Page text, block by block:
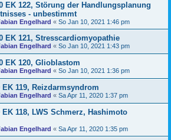
EK 122, Störung der Handlungsplanung
- unbestimmt
Engelhard « So Jan 10, 2021 1:46 pm
EK 121, Stresscardiomyopathie
Engelhard « So Jan 10, 2021 1:43 pm
EK 120, Glioblastom
Engelhard « So Jan 10, 2021 1:36 pm
EK 119, Reizdarmsyndrom
Engelhard « Sa Apr 11, 2020 1:37 pm
EK 118, LWS Schmerz, Hashimoto
Engelhard « Sa Apr 11, 2020 1:35 pm